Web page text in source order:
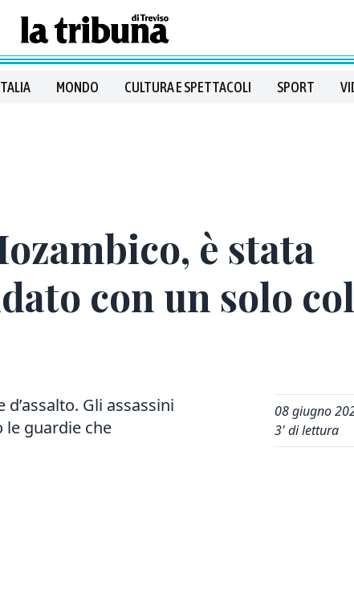
MONDO CULTURA E SPETTACOLI SPORT
è stata
con un solo
Gli assassini
le guardie che
08 giugno
3' di lettura